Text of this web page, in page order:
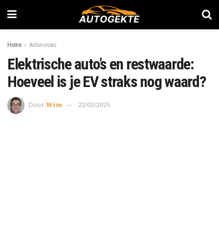
Home Autonieuws
Elektrische auto’s en restwaarde:
Hoeveel is je EV straks nog waard?
Door Wim 22/02/2025